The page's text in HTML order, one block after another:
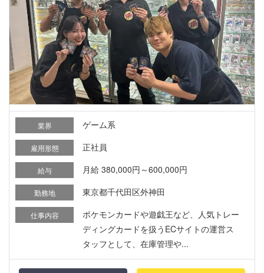
業界 ゲーム系
雇用形態 正社員
給与 月給 380,000円～600,000円
勤務地 東京都千代田区外神田
仕事内容
ポケモンカードや遊戯王など、人気トレー
ディングカードを扱うECサイトの運営ス
タッフとして、在庫管理や...